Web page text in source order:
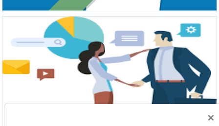
×
Become our Partner
View Detail